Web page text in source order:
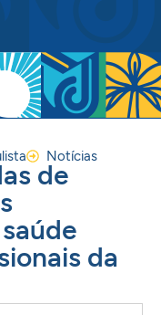
Notícias
de
da